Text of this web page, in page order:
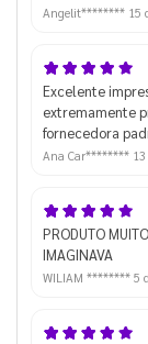
Angelit******** 15
Excelente
extremamente
fornecedora
Ana Car********
PRODUTO
IMAGINAVA
WILIAM ******** 5